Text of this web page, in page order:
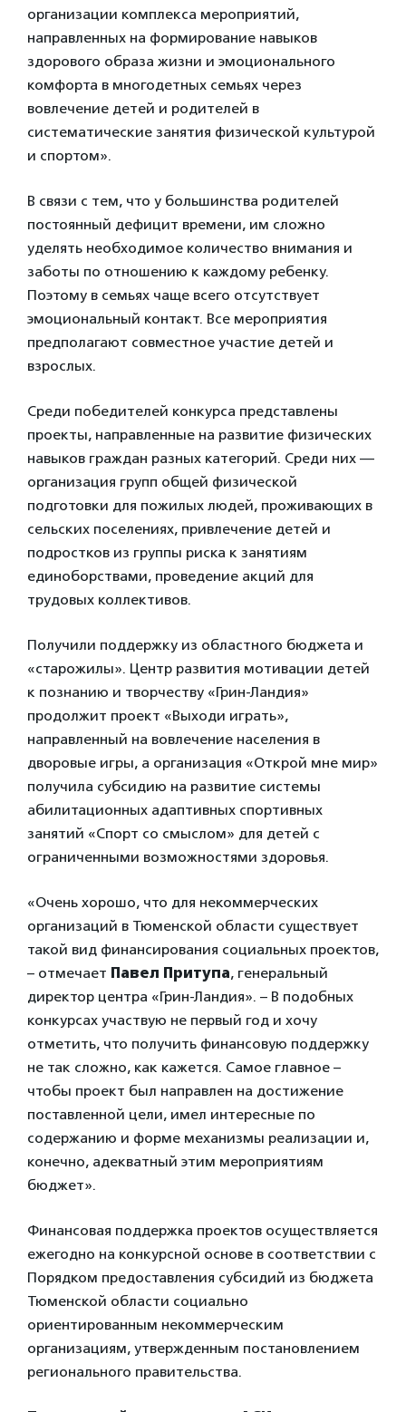
организации комплекса мероприятий,
направленных на формирование навыков
здорового образа жизни и эмоционального
комфорта в многодетных семьях через
вовлечение детей и родителей в
систематические занятия физической культурой
и спортом».
В связи с тем, что у большинства родителей
постоянный дефицит времени, им сложно
уделять необходимое количество внимания и
заботы по отношению к каждому ребенку.
Поэтому в семьях чаще всего отсутствует
эмоциональный контакт. Все мероприятия
предполагают совместное участие детей и
взрослых.
Среди победителей конкурса представлены
проекты, направленные на развитие физических
навыков граждан разных категорий. Среди них —
организация групп общей физической
подготовки для пожилых людей, проживающих в
сельских поселениях, привлечение детей и
подростков из группы риска к занятиям
единоборствами, проведение акций для
трудовых коллективов.
Получили поддержку из областного бюджета и
«старожилы». Центр развития мотивации детей
к познанию и творчеству «Грин-Ландия»
продолжит проект «Выходи играть»,
направленный на вовлечение населения в
дворовые игры, а организация «Открой мне мир»
получила субсидию на развитие системы
абилитационных адаптивных спортивных
занятий «Спорт со смыслом» для детей с
ограниченными возможностями здоровья.
«Очень хорошо, что для некоммерческих
организаций в Тюменской области существует
такой вид финансирования социальных проектов,
– отмечает Павел Притупа, генеральный
директор центра «Грин-Ландия». – В подобных
конкурсах участвую не первый год и хочу
отметить, что получить финансовую поддержку
не так сложно, как кажется. Самое главное –
чтобы проект был направлен на достижение
поставленной цели, имел интересные по
содержанию и форме механизмы реализации и,
конечно, адекватный этим мероприятиям
бюджет».
Финансовая поддержка проектов осуществляется
ежегодно на конкурсной основе в соответствии с
Порядком предоставления субсидий из бюджета
Тюменской области социально
ориентированным некоммерческим
организациям, утвержденным постановлением
регионального правительства.